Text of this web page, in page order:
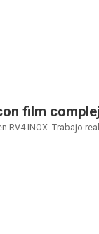
film
RV4 INOX. Trabajo